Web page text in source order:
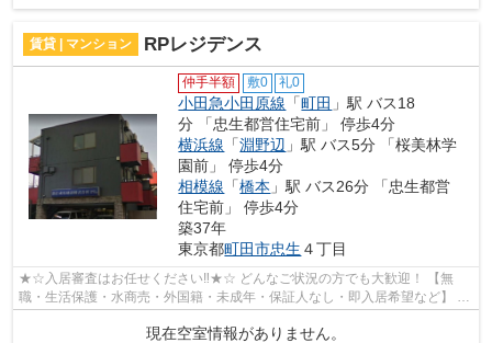
賃貸 | マンション RPレジデンス
仲手半額 敷0 礼0
小田急小田原線 「町田 」駅 バス18
分 「忠生都営住宅前」 停歩4分
横浜線 「淵野辺 」駅 バス5分 「桜美林学
園前」 停歩4分
相模線 「橋本 」駅 バス26分 「忠生都営
住宅前」 停歩4分
築37年
東京都町田市忠生 ４丁目
★☆入居審査はお任せください‼★☆ どんなご状況の方でも大歓迎！ 【無
職・生活保護・水商売・外国籍・未成年・保証人なし・即入居希望など】 ネ
現在空室情報がありません。